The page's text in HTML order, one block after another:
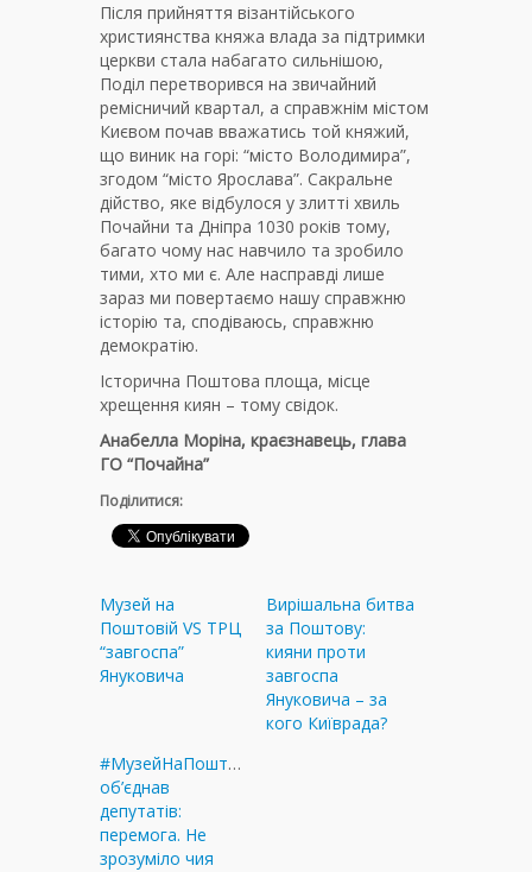
Після прийняття візантійського
християнства княжа влада за підтримки
церкви стала набагато сильнішою,
Поділ перетворився на звичайний
ремісничий квартал, а справжнім містом
Києвом почав вважатись той княжий,
що виник на горі: “місто Володимира”,
згодом “місто Ярослава”. Сакральне
дійство, яке відбулося у злитті хвиль
Почайни та Дніпра 1030 років тому,
багато чому нас навчило та зробило
тими, хто ми є. Але насправді лише
зараз ми повертаємо нашу справжню
історію та, сподіваюсь, справжню
демократію.
Історична Поштова площа, місце
хрещення киян – тому свідок.
Анабелла Моріна, краєзнавець, глава
ГО “Почайна”
Поділитися:
Музей на
Поштовій VS ТРЦ
“завгоспа”
Януковича
Вирішальна битва
за Поштову:
кияни проти
завгоспа
Януковича – за
кого Київрада?
#МузейНаПоштовій
об’єднав
депутатів:
перемога. Не
зрозуміло чия